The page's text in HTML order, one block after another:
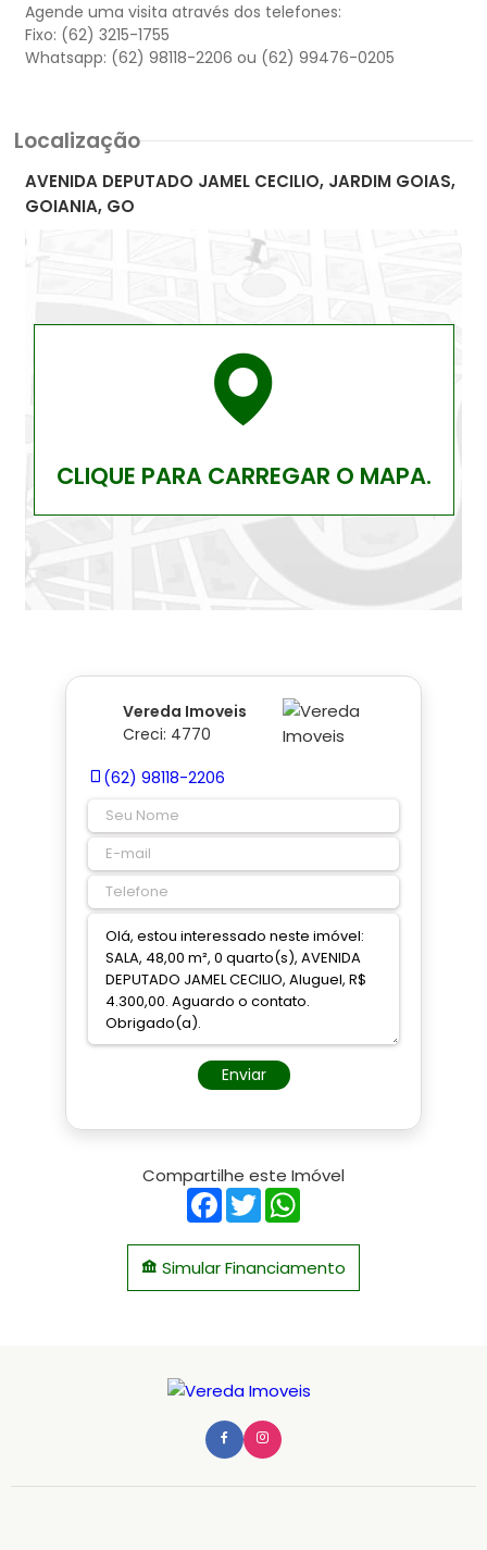
Agende uma visita através dos telefones:
Fixo: (62) 3215-1755
Localização
AVENIDA DEPUTADO JAMEL CECILIO, JARDIM GOIAS,
GOIANIA, GO
CLIQUE PARA CARREGAR O MAPA.
Vereda Imoveis
Creci: 4770
(62) 98118-2206
Enviar
Compartilhe este Imóvel
Facebook
Twitter
Simular Financiamento